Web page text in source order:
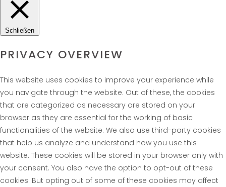
Schließen
PRIVACY OVERVIEW
This website uses cookies to improve your experience while
you navigate through the website. Out of these, the cookies
that are categorized as necessary are stored on your
browser as they are essential for the working of basic
functionalities of the website. We also use third-party cookies
that help us analyze and understand how you use this
website. These cookies will be stored in your browser only with
your consent. You also have the option to opt-out of these
cookies. But opting out of some of these cookies may affect